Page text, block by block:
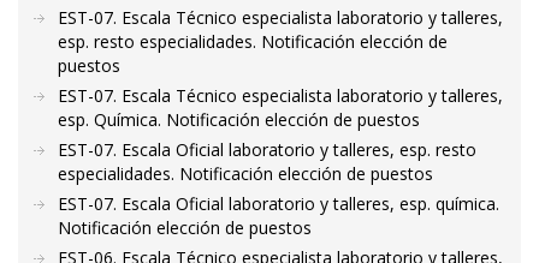
EST-07. Escala Técnico especialista laboratorio y talleres,
esp. resto especialidades. Notificación elección de
puestos
EST-07. Escala Técnico especialista laboratorio y talleres,
esp. Química. Notificación elección de puestos
EST-07. Escala Oficial laboratorio y talleres, esp. resto
especialidades. Notificación elección de puestos
EST-07. Escala Oficial laboratorio y talleres, esp. química.
Notificación elección de puestos
EST-06. Escala Técnico especialista laboratorio y talleres,